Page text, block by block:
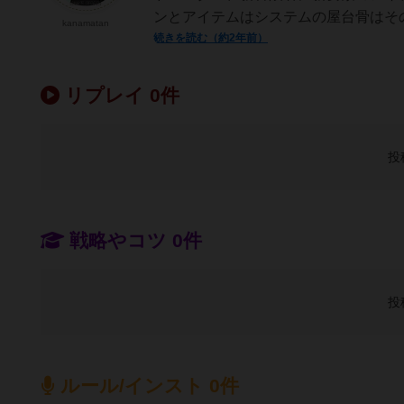
ンとアイテムはシステムの屋台骨は
続きを読む（約2年前）
リプレイ 0件
投
戦略やコツ 0件
投
ルール/インスト 0件